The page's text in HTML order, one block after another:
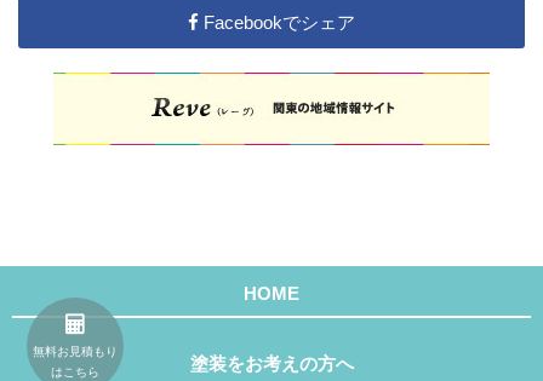
Facebookでシェア
HOME
塗装をお考えの方へ
無料お見積もり
はこちら